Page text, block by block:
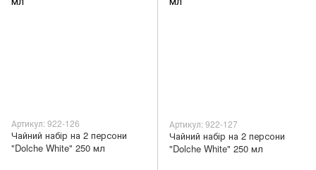
Артикул: 922-126
Чайний набір на 2 персони
"Dolche White" 250 мл
Артикул: 922-127
Чайний набір на 2 персони
"Dolche White" 250 мл